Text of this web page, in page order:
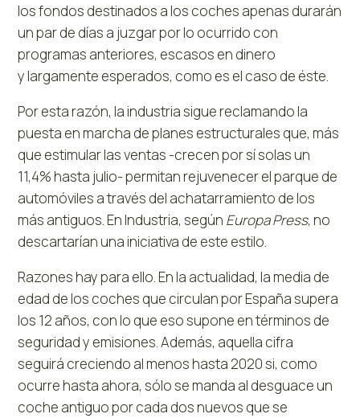
los fondos destinados a los coches apenas durarán
un par de días a juzgar por lo ocurrido con
programas anteriores, escasos en dinero
y largamente esperados, como es el caso de éste.
Por esta razón, la industria sigue reclamando la
puesta en marcha de planes estructurales que, más
que estimular las ventas -crecen por sí solas un
11,4% hasta julio- permitan rejuvenecer el parque de
automóviles a través del achatarramiento de los
más antiguos. En Industria, según Europa Press, no
descartarían una iniciativa de este estilo.
Razones hay para ello. En la actualidad, la media de
edad de los coches que circulan por España supera
los 12 años, con lo que eso supone en términos de
seguridad y emisiones. Además, aquella cifra
seguirá creciendo al menos hasta 2020 si, como
ocurre hasta ahora, sólo se manda al desguace un
coche antiguo por cada dos nuevos que se